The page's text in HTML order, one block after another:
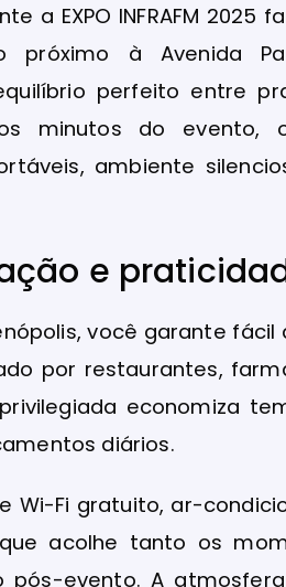
a EXPO INFRAFM 2025
próximo à Avenida
perfeito entre
minutos do
ambiente
e
você garante fácil
por restaurantes,
economiza
diários.
Wi-Fi gratuito, ar-
acolhe tanto os
pós-evento. A